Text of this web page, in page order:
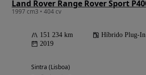
1997 cm3 • 404 cv
151 234 km Híbrido Plug-In
2019
Sintra (Lisboa)